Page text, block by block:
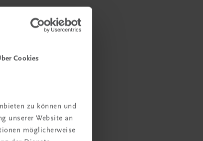
Cookies
zu können und
unserer Website an
möglicherweise